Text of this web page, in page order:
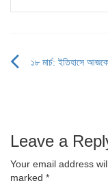
১৮ মার্চ: ইতিহাসে
Leave a
Your email address
marked *